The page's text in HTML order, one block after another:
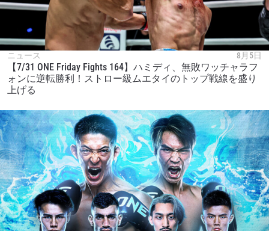
ニュース 8月5日
【7/31 ONE Friday Fights 164】ハミディ、無敗ワッチャラフ
ォンに逆転勝利！ストロー級ムエタイのトップ戦線を盛り
上げる